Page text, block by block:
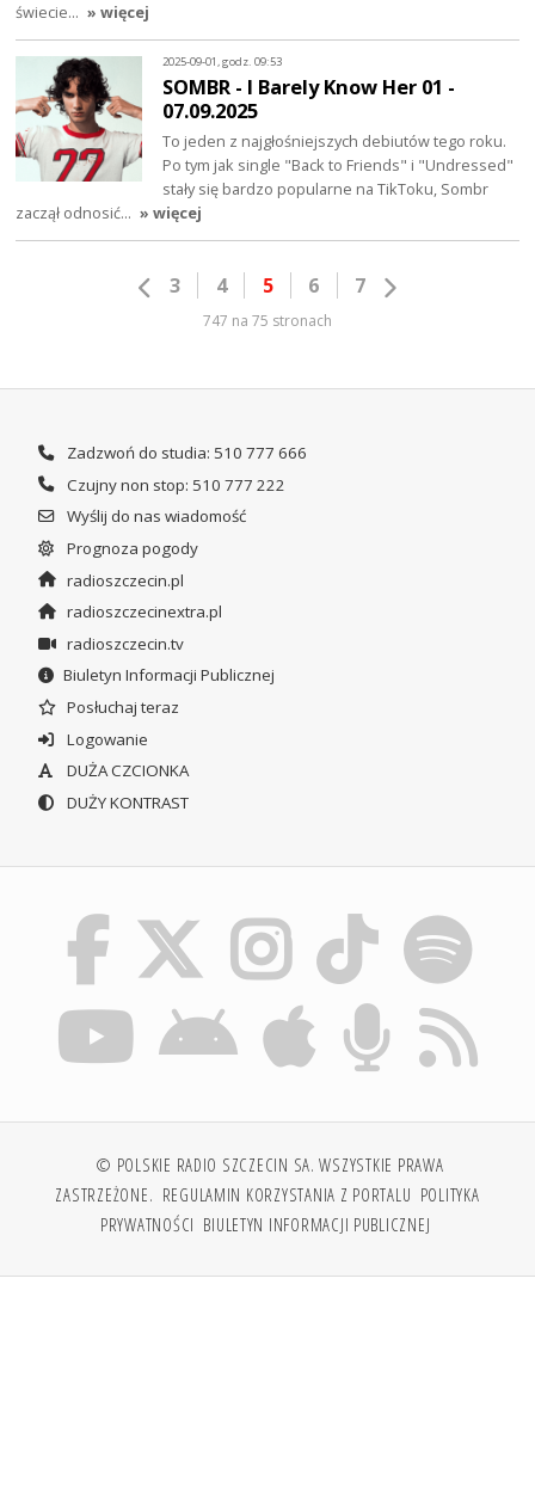
świecie… » więcej
2025-09-01, godz. 09:53
SOMBR - I Barely Know Her 01 -
07.09.2025
To jeden z najgłośniejszych debiutów tego roku.
Po tym jak single "Back to Friends" i "Undressed"
stały się bardzo popularne na TikToku, Sombr
zaczął odnosić… » więcej
3 4 5 6 7
747 na 75 stronach
Zadzwoń do studia: 510 777 666
Czujny non stop: 510 777 222
Wyślij do nas wiadomość
Prognoza pogody
radioszczecin.pl
radioszczecinextra.pl
radioszczecin.tv
Biuletyn Informacji Publicznej
Posłuchaj teraz
Logowanie
DUŻA CZCIONKA
DUŻY KONTRAST
© POLSKIE RADIO SZCZECIN SA. WSZYSTKIE PRAWA
ZASTRZEŻONE. REGULAMIN KORZYSTANIA Z PORTALU POLITYKA
PRYWATNOŚCI BIULETYN INFORMACJI PUBLICZNEJ